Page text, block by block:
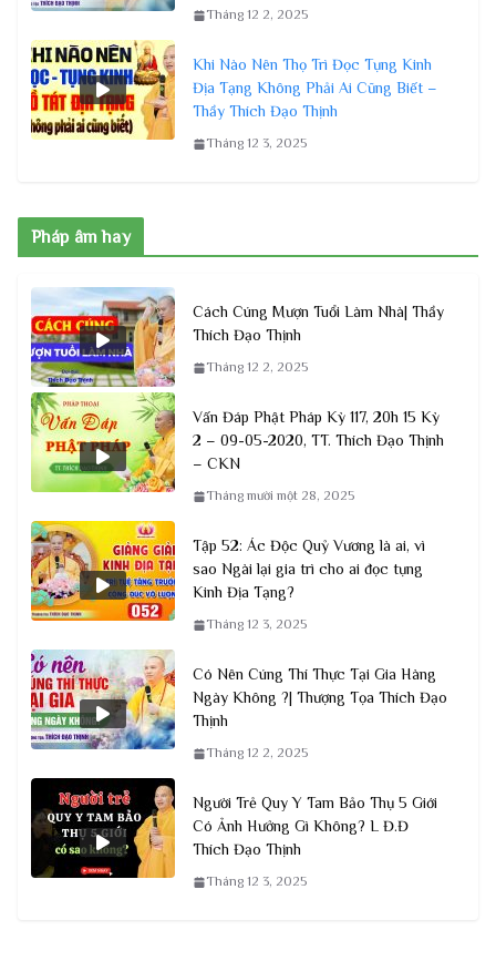
Tháng 12 2, 2025
Khi Nào Nên Thọ Trì Đọc Tụng Kinh
Địa Tạng Không Phải Ai Cũng Biết –
Thầy Thích Đạo Thịnh
Tháng 12 3, 2025
Pháp âm hay
Cách Cúng Mượn Tuổi Làm Nhà| Thầy
Thích Đạo Thịnh
Tháng 12 2, 2025
Vấn Đáp Phật Pháp Kỳ 117, 20h 15 Kỳ
2 – 09-05-2020, TT. Thích Đạo Thịnh
– CKN
Tháng mười một 28, 2025
Tập 52: Ác Độc Quỷ Vương là ai, vì
sao Ngài lại gia trì cho ai đọc tụng
Kinh Địa Tạng?
Tháng 12 3, 2025
Có Nên Cúng Thí Thực Tại Gia Hàng
Ngày Không ?| Thượng Tọa Thích Đạo
Thịnh
Tháng 12 2, 2025
Người Trẻ Quy Y Tam Bảo Thụ 5 Giới
Có Ảnh Hưởng Gì Không? L Đ.Đ
Thích Đạo Thịnh
Tháng 12 3, 2025